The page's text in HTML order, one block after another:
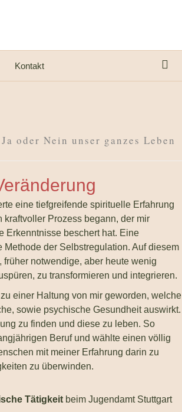
Kontakt
oder Nein unser ganzes Leben
eine tiefgreifende spirituelle Erfahrung
kraftvoller Prozess begann, der mir
Erkenntnisse beschert hat. Eine
der Selbstregulation. Auf diesem
notwendige, aber heute wenig
zu transformieren und integrieren.
einer Haltung von mir geworden, welche
sowie psychische Gesundheit auswirkt.
zu finden und diese zu leben. So
Beruf und wählte einen völlig
mit meiner Erfahrung darin zu
zu überwinden.
Tätigkeit beim Jugendamt Stuttgart